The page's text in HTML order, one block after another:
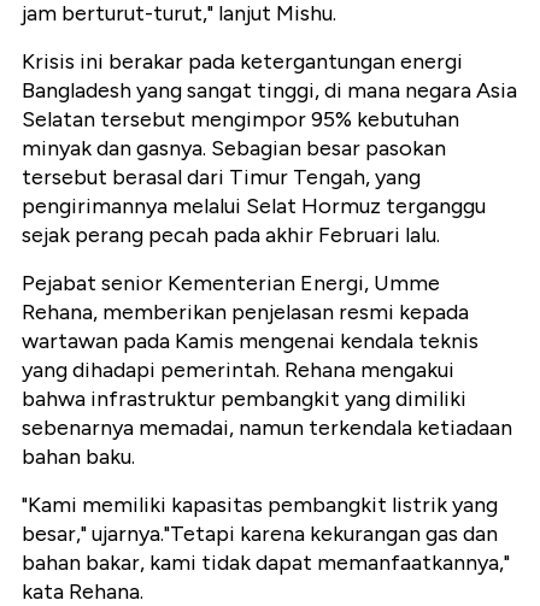
jam berturut-turut," lanjut Mishu.
Krisis ini berakar pada ketergantungan energi
Bangladesh yang sangat tinggi, di mana negara Asia
Selatan tersebut mengimpor 95% kebutuhan
minyak dan gasnya. Sebagian besar pasokan
tersebut berasal dari Timur Tengah, yang
pengirimannya melalui Selat Hormuz terganggu
sejak perang pecah pada akhir Februari lalu.
Pejabat senior Kementerian Energi, Umme
Rehana, memberikan penjelasan resmi kepada
wartawan pada Kamis mengenai kendala teknis
yang dihadapi pemerintah. Rehana mengakui
bahwa infrastruktur pembangkit yang dimiliki
sebenarnya memadai, namun terkendala ketiadaan
bahan baku.
"Kami memiliki kapasitas pembangkit listrik yang
besar," ujarnya."Tetapi karena kekurangan gas dan
bahan bakar, kami tidak dapat memanfaatkannya,"
kata Rehana.